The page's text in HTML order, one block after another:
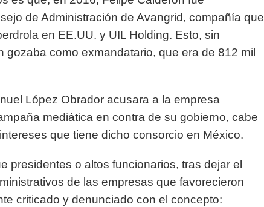
de Administración de Avangrid, compañía que
en EE.UU. y UIL Holding. Esto, sin
como exmandatario, que era de 812 mil
López Obrador acusara a la empresa
mediática en contra de su gobierno, cabe
que tiene dicho consorcio en México.
presidentes o altos funcionarios, tras dejar el
de las empresas que favorecieron
criticado y denunciado con el concepto: